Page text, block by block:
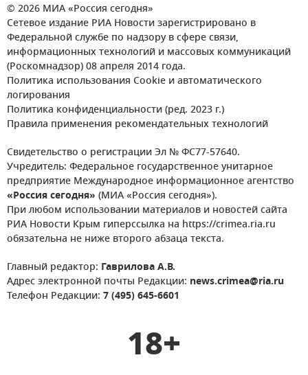
© 2026 МИА «Россия сегодня»
Сетевое издание РИА Новости зарегистрировано в
Федеральной службе по надзору в сфере связи,
информационных технологий и массовых коммуникаций
(Роскомнадзор) 08 апреля 2014 года.
Политика использования Cookie и автоматического
логирования
Политика конфиденциальности (ред. 2023 г.)
Правила применения рекомендательных технологий
Свидетельство о регистрации Эл № ФС77-57640.
Учредитель: Федеральное государственное унитарное
предприятие Международное информационное агентство
«Россия сегодня» (МИА «Россия сегодня»).
При любом использовании материалов и новостей сайта
РИА Новости Крым гиперссылка на https://crimea.ria.ru
обязательна не ниже второго абзаца текста.
Главный редактор: Гаврилова А.В.
Адрес электронной почты Редакции: news.crimea@ria.ru
Телефон Редакции: 7 (495) 645-6601
18+